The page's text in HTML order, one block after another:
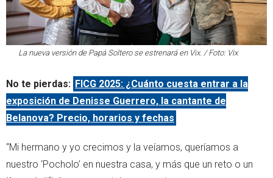
La nueva versión de Papá Soltero se estrenará en Vix. / Foto: Vix
No te pierdas: FICG 2025: ¿Cuánto cuesta entrar a la
exposición de Denisse Guerrero, la cantante de
Belanova? Precio, horarios y fechas
“Mi hermano y yo crecimos y la veíamos, queríamos a
nuestro ‘Pocholo’ en nuestra casa, y más que un reto o un